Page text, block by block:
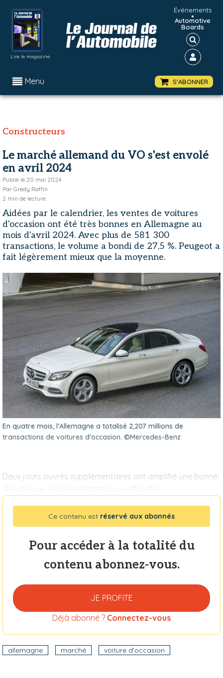
Lire le magazine
Événements
•
Automotive
Boards
Menu S'ABONNER
Constructeurs
Le marché allemand du VO s'est envolé
en avril 2024
Publié le 20 mai 2024
Par Gredy Raffin
2 min de lecture
Aidées par le calendrier, les ventes de voitures
d'occasion ont été très bonnes en Allemagne au
mois d'avril 2024. Avec plus de 581 300
transactions, le volume a bondi de 27,5 %. Peugeot a
fait légèrement mieux que la moyenne.
En quatre mois, l'Allemagne a totalisé 2,207 millions de
transactions de voitures d'occasion. ©Mercedes-Benz
Deux jours ouvrés supplémentaires ont amplifié une bonne
dynamique. Selon les statistiques officielles
Ce contenu est réservé aux abonnés
Pour accéder à la totalité du
contenu abonnez-vous.
JE PROFITE
Déjà abonné ? Connectez-vous
allemagne marché voiture d'occasion